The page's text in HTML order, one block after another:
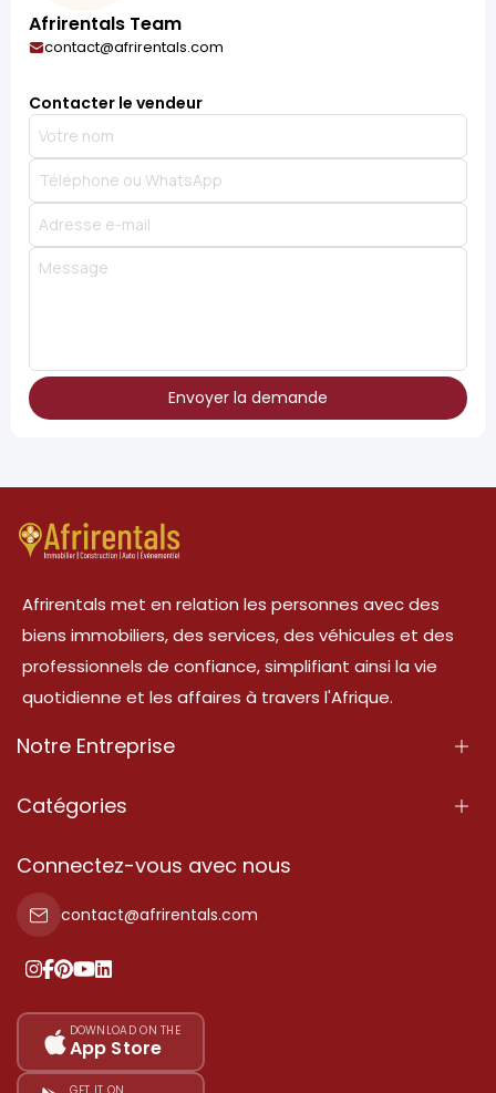
Afrirentals Team
contact@afrirentals.com
Contacter le vendeur
Envoyer la demande
Afrirentals met en relation les personnes avec des
biens immobiliers, des services, des véhicules et des
professionnels de confiance, simplifiant ainsi la vie
quotidienne et les affaires à travers l'Afrique.
Notre Entreprise
À Propos
Conditions d'Utilisation
Politique de Confidentialité
Nos tarifs
Plan du site
Catégories
Propriété
Propriété à vendre
Propriété à louer
Ajoutez votre témoignage
Connectez-vous avec nous
contact@afrirentals.com
DOWNLOAD ON THE
App Store